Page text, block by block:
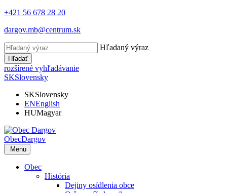
+421 56 678 28 20
dargov.mb@centrum.sk
Hľadaný výraz
Hľadať
rozšírené vyhľadávanie
SKSlovensky
SKSlovensky
ENEnglish
HUMagyar
ObecDargov
Menu
Obec
História
Dejiny osídlenia obce